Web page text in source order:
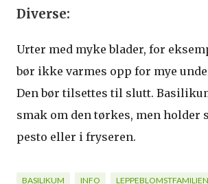
Diverse:
Urter med myke blader, for
bør ikke varmes opp for mye
Den bør tilsettes til slutt.
smak om den tørkes, men holder
pesto eller i fryseren.
BASILIKUM INFO LEPPEBLOMSTFAMILIEN